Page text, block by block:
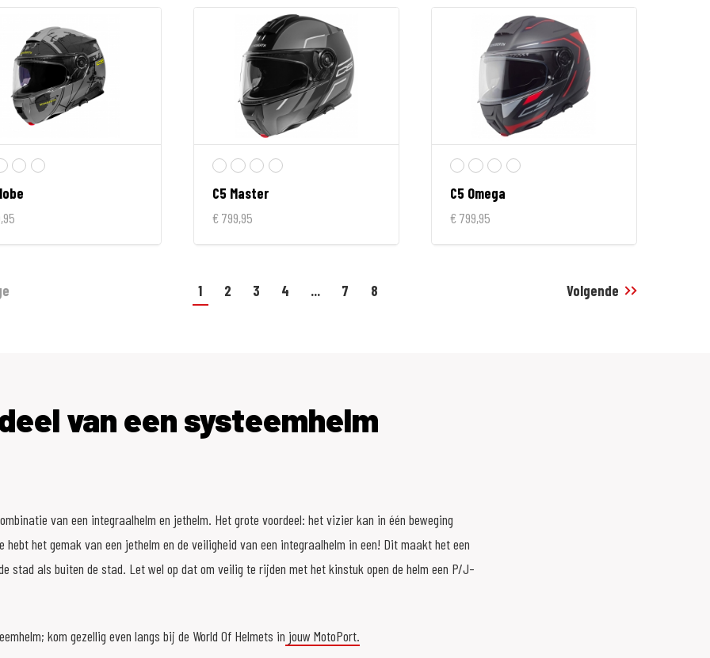
C5 Master
€ 799,95
C5 Omega
€ 799,95
1 2 3 4 ... 7 8 Volgende
van een systeemhelm
van een integraalhelm en jethelm. Het grote voordeel: het vizier kan in één beweging
hebt het gemak van een jethelm en de veiligheid van een integraalhelm in een! Dit maakt het een
stad als buiten de stad. Let wel op dat om veilig te rijden met het kinstuk open de helm een P/J-
kom gezellig even langs bij de World Of Helmets in jouw MotoPort.